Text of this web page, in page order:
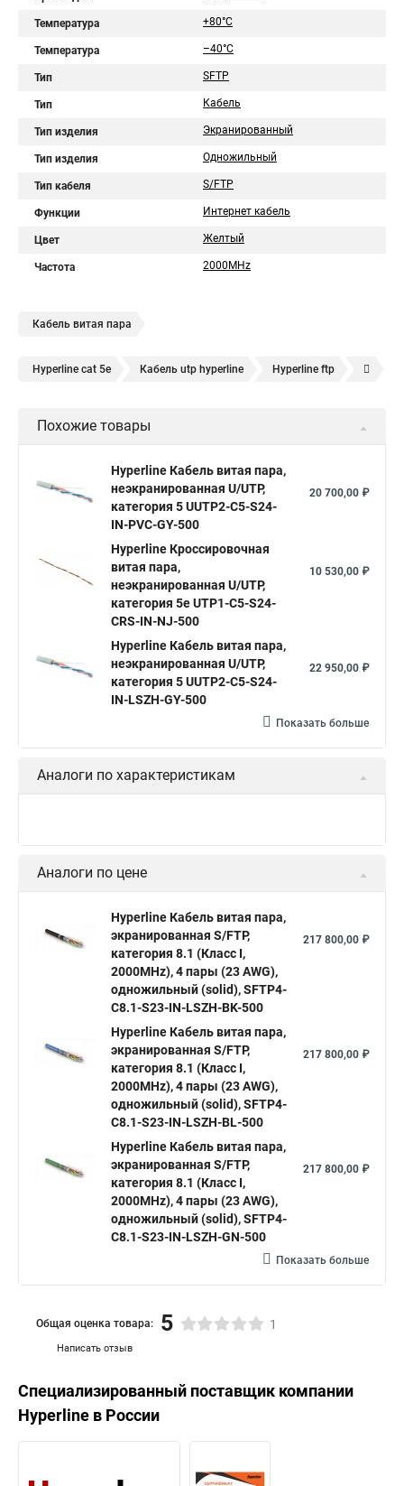
Температура +80°C
Температура –40°C
Тип SFTP
Тип Кабель
Тип изделия Экранированный
Тип изделия Одножильный
Тип кабеля S/FTP
Функции Интернет кабель
Цвет Желтый
Частота 2000MHz
Кабель витая пара
Hyperline cat 5e Кабель utp hyperline Hyperline ftp
Hyperline cat UTP 5e hyperline
Витая пара уличная hyperline Hyperline 305
Витая пара utp 5e hyperline
Кабель витая пара UTP lszh Кабель витая пара 5e cat
Ftp 4 cat 5e Hyperline SFTP витая пара
Витая пара utp 1 Cat 6 Витой кабель 5 категории
U utp 5e
Витая пара utp Витая пара 24awg
Кабель для интернета от роутера к компьютеру
Hyperline outdoor
Похожие товары
Hyperline Кабель витая пара,
неэкранированная U/UTP,
категория 5 UUTP2-C5-S24-
IN-PVC-GY-500
20 700,00 ₽
Hyperline Кроссировочная
витая пара,
неэкранированная U/UTP,
категория 5e UTP1-C5-S24-
CRS-IN-NJ-500
10 530,00 ₽
Hyperline Кабель витая пара,
неэкранированная U/UTP,
категория 5 UUTP2-C5-S24-
IN-LSZH-GY-500
22 950,00 ₽
Показать больше
Аналоги по характеристикам
Аналоги по цене
Hyperline Кабель витая пара,
экранированная S/FTP,
категория 8.1 (Класс I,
2000MHz), 4 пары (23 AWG),
одножильный (solid), SFTP4-
C8.1-S23-IN-LSZH-BK-500
217 800,00 ₽
Hyperline Кабель витая пара,
экранированная S/FTP,
категория 8.1 (Класс I,
2000MHz), 4 пары (23 AWG),
одножильный (solid), SFTP4-
C8.1-S23-IN-LSZH-BL-500
217 800,00 ₽
Hyperline Кабель витая пара,
экранированная S/FTP,
категория 8.1 (Класс I,
2000MHz), 4 пары (23 AWG),
одножильный (solid), SFTP4-
C8.1-S23-IN-LSZH-GN-500
217 800,00 ₽
Показать больше
Написать отзыв
Общая оценка товара: 5 1
Специализированный поставщик компании
Hyperline в России